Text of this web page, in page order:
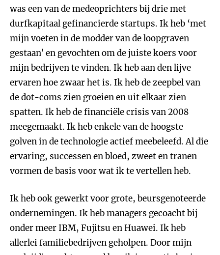
was een van de medeoprichters bij drie met
durfkapitaal gefinancierde startups. Ik heb ‘met
mijn voeten in de modder van de loopgraven
gestaan’ en gevochten om de juiste koers voor
mijn bedrijven te vinden. Ik heb aan den lijve
ervaren hoe zwaar het is. Ik heb de zeepbel van
de dot-coms zien groeien en uit elkaar zien
spatten. Ik heb de financiële crisis van 2008
meegemaakt. Ik heb enkele van de hoogste
golven in de technologie actief meebeleefd. Al die
ervaring, successen en bloed, zweet en tranen
vormen de basis voor wat ik te vertellen heb.
Ik heb ook gewerkt voor grote, beursgenoteerde
ondernemingen. Ik heb managers gecoacht bij
onder meer IBM, Fujitsu en Huawei. Ik heb
allerlei familiebedrijven geholpen. Door mijn